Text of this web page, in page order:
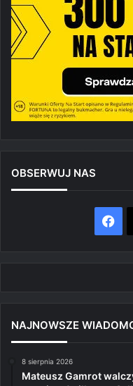
OBSERWUJ NAS
NAJNOWSZE
8 sierpnia 2026
Mateusz Gamrot